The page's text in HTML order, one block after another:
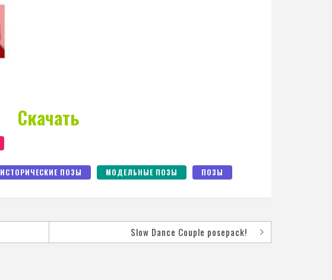
Скачать
ИСТОРИЧЕСКИЕ ПОЗЫ МОДЕЛЬНЫЕ ПОЗЫ ПОЗЫ
Slow Dance Couple posepack!